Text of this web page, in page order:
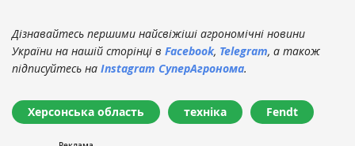
Дізнавайтесь першими найсвіжіші агрономічні новини
України на нашій сторінці в Facebook, Telegram, а також
підписуйтесь на Instagram СуперАгронома.
Херсонська область техніка Fendt